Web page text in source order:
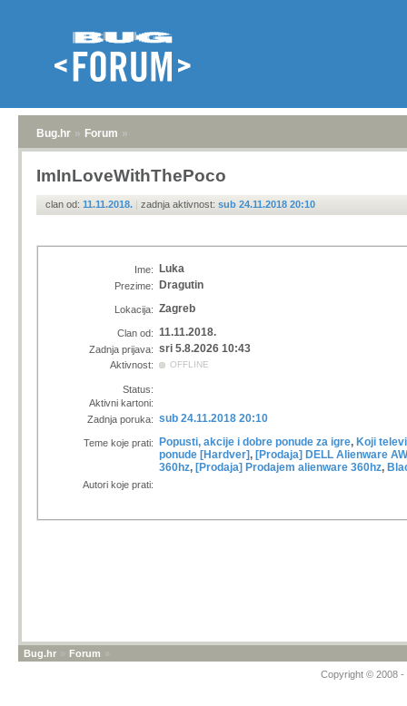
Bug.hr » Forum »
ImInLoveWithThePoco
clan od: 11.11.2018. | zadnja aktivnost: sub 24.11.2018 20:10
Ime: Luka
Prezime: Dragutin
Lokacija: Zagreb
Clan od: 11.11.2018.
Zadnja prijava: sri 5.8.2026 10:43
Aktivnost: OFFLINE
Status:
Aktivni kartoni:
Zadnja poruka: sub 24.11.2018 20:10
Teme koje prati: Popusti, akcije i dobre ponude za igre, Koji
ponude [Hardver], [Prodaja] DELL Alienware
360hz, [Prodaja] Prodajem alienware 360hz,
Autori koje prati:
Bug.hr » Forum »
Copyright © 2008 -